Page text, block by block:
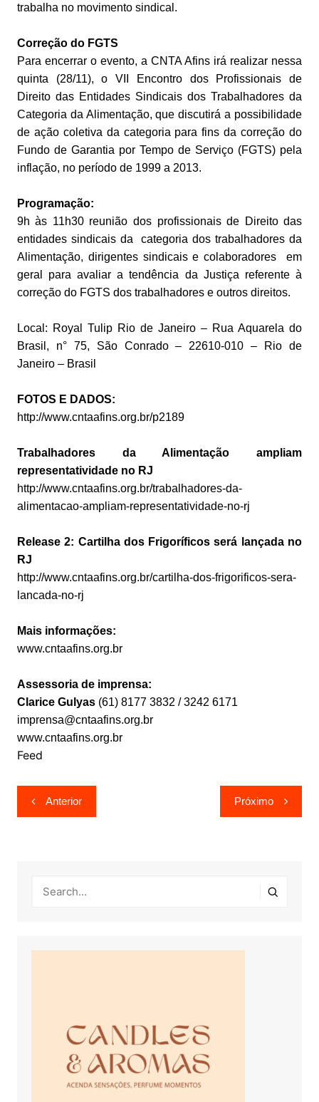
trabalha no movimento sindical.
Correção do FGTS
Para encerrar o evento, a CNTA Afins irá realizar nessa
quinta (28/11), o VII Encontro dos Profissionais de
Direito das Entidades Sindicais dos Trabalhadores da
Categoria da Alimentação, que discutirá a possibilidade
de ação coletiva da categoria para fins da correção do
Fundo de Garantia por Tempo de Serviço (FGTS) pela
inflação, no período de 1999 a 2013.
Programação:
9h às 11h30 reunião dos profissionais de Direito das
entidades sindicais da categoria dos trabalhadores da
Alimentação, dirigentes sindicais e colaboradores em
geral para avaliar a tendência da Justiça referente à
correção do FGTS dos trabalhadores e outros direitos.
Local: Royal Tulip Rio de Janeiro – Rua Aquarela do
Brasil, n° 75, São Conrado – 22610-010 – Rio de
Janeiro – Brasil
FOTOS E DADOS:
http://www.cntaafins.org.br/p2189
Trabalhadores da Alimentação ampliam
representatividade no RJ
http://www.cntaafins.org.br/trabalhadores-da-
alimentacao-ampliam-representatividade-no-rj
Release 2: Cartilha dos Frigoríficos será lançada no
RJ
http://www.cntaafins.org.br/cartilha-dos-frigorificos-sera-
lancada-no-rj
Mais informações:
www.cntaafins.org.br
Assessoria de imprensa:
Clarice Gulyas(61) 8177 3832 / 3242 6171
imprensa@cntaafins.org.br
www.cntaafins.org.br
Feed
Navegação
de
Anterior Próximo